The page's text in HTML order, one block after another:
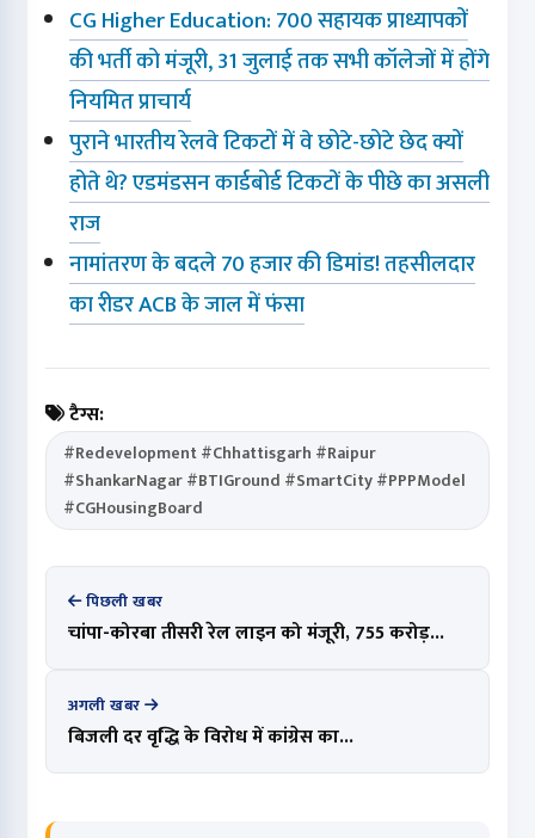
CG Higher Education: 700 सहायक प्राध्यापकों
की भर्ती को मंजूरी, 31 जुलाई तक सभी कॉलेजों में होंगे
नियमित प्राचार्य
पुराने भारतीय रेलवे टिकटों में वे छोटे-छोटे छेद क्यों
होते थे? एडमंडसन कार्डबोर्ड टिकटों के पीछे का असली
राज
नामांतरण के बदले 70 हजार की डिमांड! तहसीलदार
का रीडर ACB के जाल में फंसा
टैग्स:
#Redevelopment #Chhattisgarh #Raipur
#ShankarNagar #BTIGround #SmartCity #PPPModel
#CGHousingBoard
पिछली खबर
चांपा-कोरबा तीसरी रेल लाइन को मंजूरी, 755 करोड़...
अगली खबर
बिजली दर वृद्धि के विरोध में कांग्रेस का...